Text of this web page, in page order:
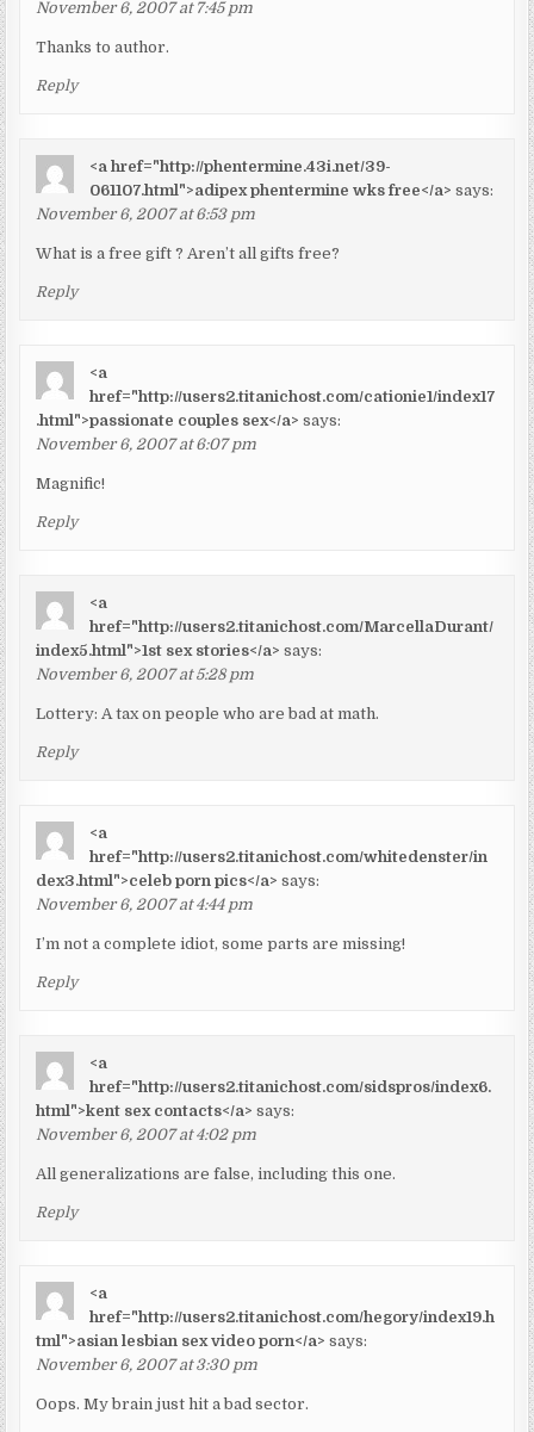
November 6, 2007 at 7:45 pm
Thanks to author.
Reply
<a href="http://phentermine.43i.net/39-
061107.html">adipex phentermine wks free</a> says:
November 6, 2007 at 6:53 pm
What is a free gift ? Aren’t all gifts free?
Reply
<a
href="http://users2.titanichost.com/cationie1/index17
.html">passionate couples sex</a> says:
November 6, 2007 at 6:07 pm
Magnific!
Reply
<a
href="http://users2.titanichost.com/MarcellaDurant/
index5.html">1st sex stories</a> says:
November 6, 2007 at 5:28 pm
Lottery: A tax on people who are bad at math.
Reply
<a
href="http://users2.titanichost.com/whitedenster/in
dex3.html">celeb porn pics</a> says:
November 6, 2007 at 4:44 pm
I’m not a complete idiot, some parts are missing!
Reply
<a
href="http://users2.titanichost.com/sidspros/index6.
html">kent sex contacts</a> says:
November 6, 2007 at 4:02 pm
All generalizations are false, including this one.
Reply
<a
href="http://users2.titanichost.com/hegory/index19.h
tml">asian lesbian sex video porn</a> says:
November 6, 2007 at 3:30 pm
Oops. My brain just hit a bad sector.